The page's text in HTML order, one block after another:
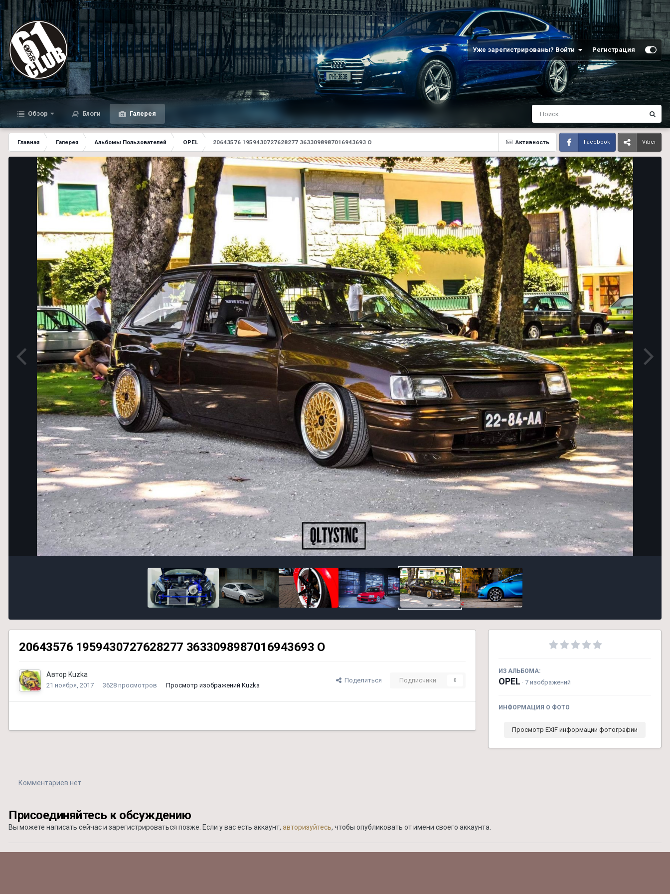
Уже зарегистрированы? Войти Регистрация
Обзор Блоги Галерея
Активность
Главная Галерея Альбомы Пользователей OPEL 20643576 1959430727628277 3633098987016943693 O Facebook Viber
Инструменты
20643576 1959430727628277 3633098987016943693 O
Автор Kuzka
21 ноября, 2017 3628 просмотров Просмотр изображений Kuzka
Поделиться Подписчики 0
ИЗ АЛЬБОМА:
OPEL · 7 изображений
ИНФОРМАЦИЯ О ФОТО
Просмотр EXIF информации фотографии
Комментариев нет
Присоединяйтесь к обсуждению
Вы можете написать сейчас и зарегистрироваться позже. Если у вас есть аккаунт, авторизуйтесь, чтобы опубликовать от имени своего аккаунта.